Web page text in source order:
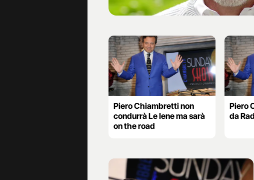
Piero Chiambretti non
condurrà Le Iene ma sarà
on the road
Piero
da